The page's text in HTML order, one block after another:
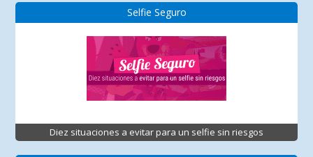
Selfie Seguro
Diez situaciones a evitar para un selfie sin riesgos